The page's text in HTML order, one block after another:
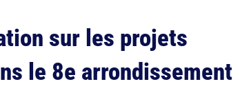
Hidalgo Logement Mairie de Paris
sur les projets
le 8e arrondissement